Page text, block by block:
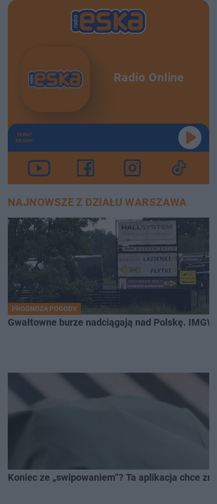
Radio Online
TERAZ
GRAMY
NAJNOWSZE Z DZIAŁU WARSZAWA
PROGNOZA POGODY
Gwałtowne burze nadciągają nad Polskę.
Koniec ze „swipowaniem”? Ta aplikacja chce